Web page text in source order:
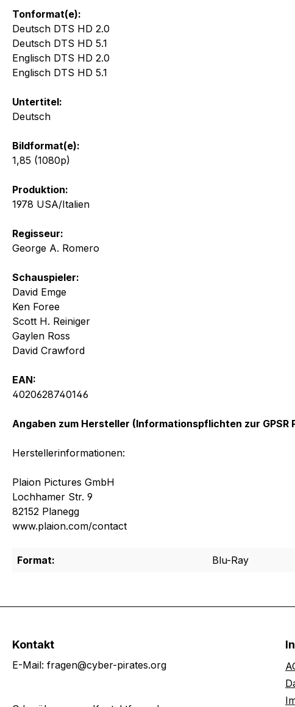
Tonformat(e):
Deutsch DTS HD 2.0
Deutsch DTS HD 5.1
Englisch DTS HD 2.0
Englisch DTS HD 5.1
Untertitel:
Deutsch
Bildformat(e):
1,85 (1080p)
Produktion:
1978 USA/Italien
Regisseur:
George A. Romero
Schauspieler:
David Emge
Ken Foree
Scott H. Reiniger
Gaylen Ross
David Crawford
EAN:
4020628740146
Angaben zum Hersteller (Informationspflichten zur
Herstellerinformationen:
Plaion Pictures GmbH
Lochhamer Str. 9
82152 Planegg
www.plaion.com/contact
Format: Blu-Ray
Kontakt
E-Mail: fragen@cyber-pirates.org